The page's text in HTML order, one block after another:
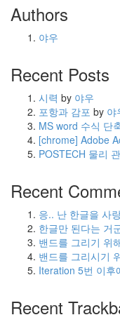
Authors
야우
Recent Posts
시력 by 야우
포항과 감포 by 야
MS word 수식 단
[chrome] Adobe
POSTECH 물리
Recent
응.. 난 한글을 사
한글만 된다는 거
밴드를 그리기 위
밴드를 그리시기
Iteration 5번 이후
Recent